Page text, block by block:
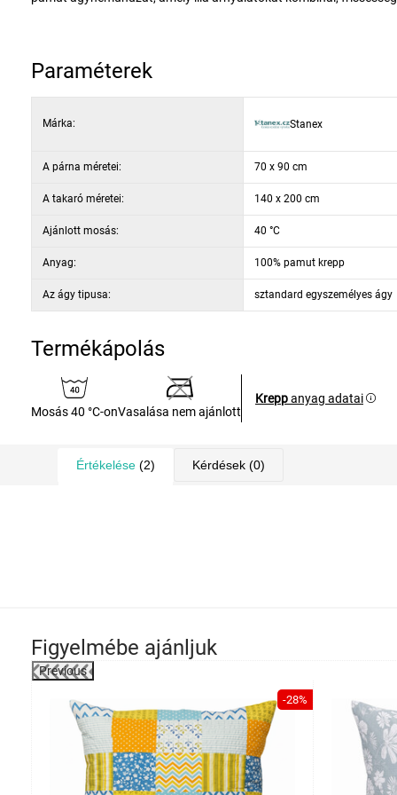
Az ágyneműhuzat kiváló minőségű krepp pamutból varrták,
Egyszerűen egy ágyneműhuzat, amelyet első pillantásra és
A szett tartalma:
1 db paplanhuzat 140 x 200 cm
Paraméterek
Márka: Stanex
A párna méretei: 70 x 90 cm
A takaró méretei: 140 x 200 cm
Ajánlott mosás: 40 °C
Anyag: 100% pamut krepp
Az ágy tipusa: sztandard egyszemélyes ágy
Termékápolás
Mosás 40 °C-onVasalása nem ajánlott
Kreppanyag adatai
Értékelése (2) Kérdések (0)
Figyelmébe ajánljuk
Previous
-28%